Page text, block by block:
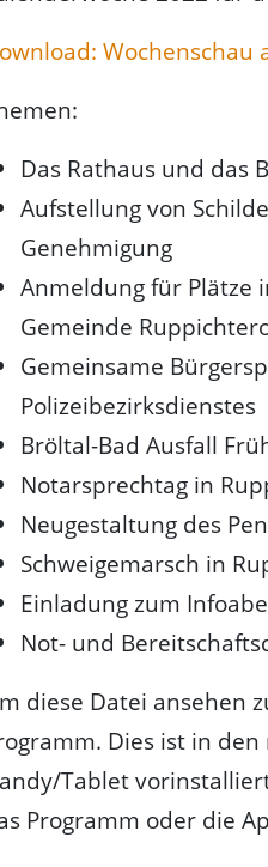
Wochenschau
Das Rathaus und das
Aufstellung von
Genehmigung
Anmeldung für Plätze
Gemeinde
Gemeinsame
Polizeibezirksdienstes
Bröltal-Bad Ausfall
Notarsprechtag in
Neugestaltung des
Schweigemarsch in
Einladung zum
Not- und
diese Datei ansehen
Dies ist in
Tablet
Programm oder die